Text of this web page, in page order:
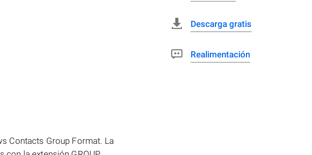
Contacts Group Format. La
Descarga gratis
Realimentación